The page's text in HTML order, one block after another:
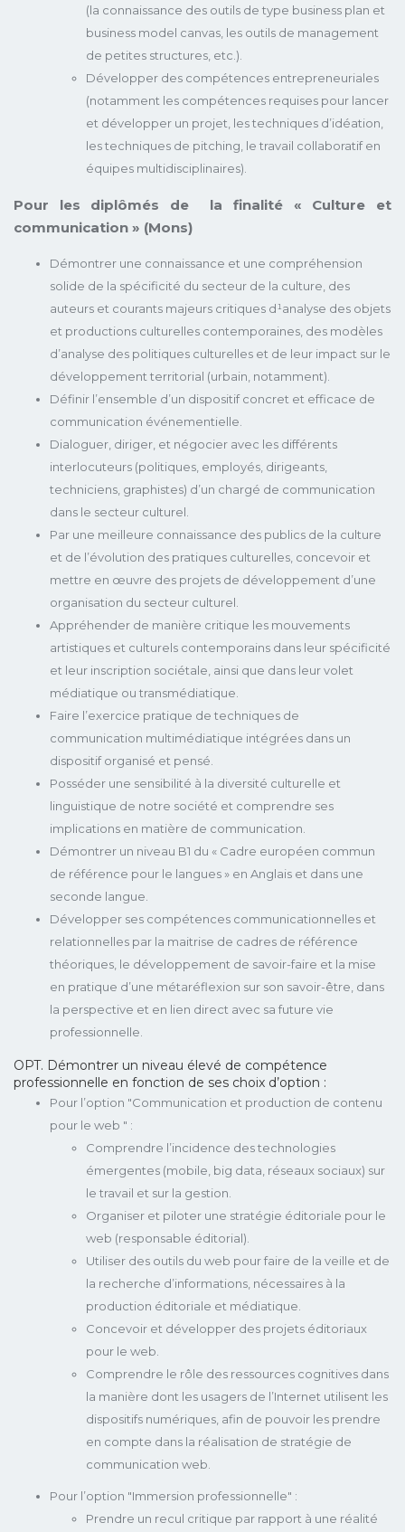
(la connaissance des outils de type business plan et
business model canvas, les outils de management
de petites structures, etc.).
Développer des compétences entrepreneuriales
(notamment les compétences requises pour lancer
et développer un projet, les techniques d’idéation,
les techniques de pitching, le travail collaboratif en
équipes multidisciplinaires).
Pour les diplômés de la finalité « Culture et
communication » (Mons)
Démontrer une connaissance et une compréhension
solide de la spécificité du secteur de la culture, des
auteurs et courants majeurs critiques d¹analyse des objets
et productions culturelles contemporaines, des modèles
d’analyse des politiques culturelles et de leur impact sur le
développement territorial (urbain, notamment).
Définir l’ensemble d’un dispositif concret et efficace de
communication événementielle.
Dialoguer, diriger, et négocier avec les différents
interlocuteurs (politiques, employés, dirigeants,
techniciens, graphistes) d’un chargé de communication
dans le secteur culturel.
Par une meilleure connaissance des publics de la culture
et de l’évolution des pratiques culturelles, concevoir et
mettre en œuvre des projets de développement d’une
organisation du secteur culturel.
Appréhender de manière critique les mouvements
artistiques et culturels contemporains dans leur spécificité
et leur inscription sociétale, ainsi que dans leur volet
médiatique ou transmédiatique.
Faire l’exercice pratique de techniques de
communication multimédiatique intégrées dans un
dispositif organisé et pensé.
Posséder une sensibilité à la diversité culturelle et
linguistique de notre société et comprendre ses
implications en matière de communication.
Démontrer un niveau B1 du « Cadre européen commun
de référence pour le langues » en Anglais et dans une
seconde langue.
Développer ses compétences communicationnelles et
relationnelles par la maitrise de cadres de référence
théoriques, le développement de savoir-faire et la mise
en pratique d’une métaréflexion sur son savoir-être, dans
la perspective et en lien direct avec sa future vie
professionnelle.
OPT. Démontrer un niveau élevé de compétence
professionnelle en fonction de ses choix d’option :
Pour l’option "Communication et production de contenu
pour le web " :
Comprendre l’incidence des technologies
émergentes (mobile, big data, réseaux sociaux) sur
le travail et sur la gestion.
Organiser et piloter une stratégie éditoriale pour le
web (responsable éditorial).
Utiliser des outils du web pour faire de la veille et de
la recherche d’informations, nécessaires à la
production éditoriale et médiatique.
Concevoir et développer des projets éditoriaux
pour le web.
Comprendre le rôle des ressources cognitives dans
la manière dont les usagers de l’Internet utilisent les
dispositifs numériques, afin de pouvoir les prendre
en compte dans la réalisation de stratégie de
communication web.
Pour l’option "Immersion professionnelle" :
Prendre un recul critique par rapport à une réalité